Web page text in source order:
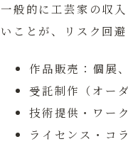
一般的に工芸家の収
いことが、リスク回避
作品販売： 個展
受託制作（オー
技術提供・ワー
ライセンス・コ